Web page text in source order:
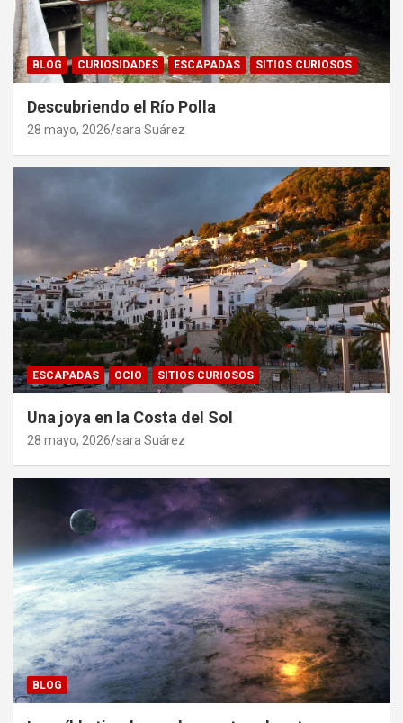
BLOG CURIOSIDADES ESCAPADAS SITIOS CURIOSOS
Descubriendo el Río Polla
28 mayo, 2026 sara Suárez
ESCAPADAS OCIO SITIOS CURIOSOS
Una joya en la Costa del Sol
28 mayo, 2026 sara Suárez
BLOG